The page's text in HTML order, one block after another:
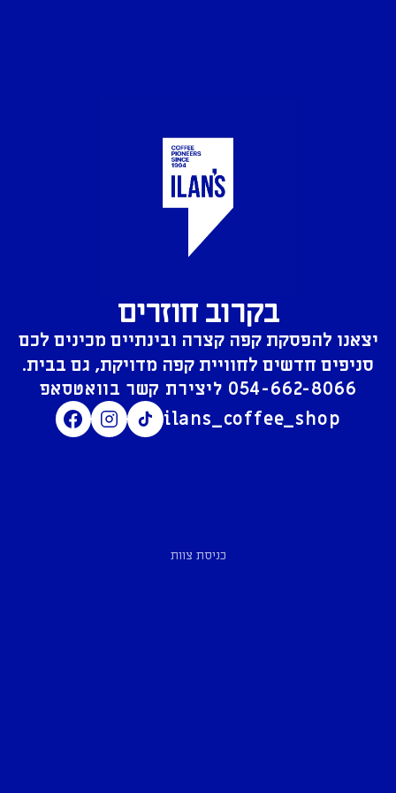
בקרוב חוזרים
יצאנו להפסקת קפה קצרה ובינתיים מכינים לכם
סניפים חדשים לחוויית קפה מדויקת, גם בבית.
054-662-8066
ilans_coffee_shop
כניסת צוות